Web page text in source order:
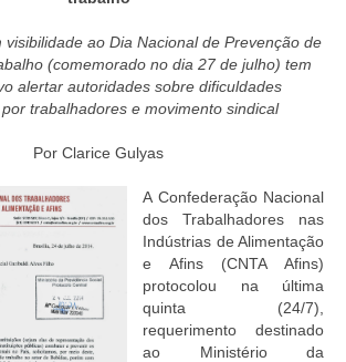
ao Dia Nacional de Prevenção de
(comemorado no dia 27 de julho) tem
alertar autoridades sobre dificuldades
trabalhadores e movimento sindical
Por Clarice Gulyas
A Confederação Nacional
dos Trabalhadores nas
Indústrias de Alimentação
e Afins (CNTA Afins)
protocolou na última
quinta (24/7),
requerimento destinado
ao Ministério da